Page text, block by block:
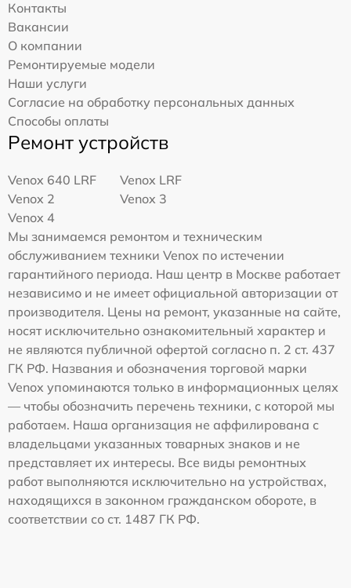
Контакты
Вакансии
О компании
Ремонтируемые модели
Наши услуги
Согласие на обработку персональных данных
Способы оплаты
Ремонт устройств
Venox 640 LRF
Venox LRF
Venox 2
Venox 3
Venox 4
Мы занимаемся ремонтом и техническим
обслуживанием техники Venox по истечении
гарантийного периода. Наш центр в Москве работает
независимо и не имеет официальной авторизации от
производителя. Цены на ремонт, указанные на сайте,
носят исключительно ознакомительный характер и
не являются публичной офертой согласно п. 2 ст. 437
ГК РФ. Названия и обозначения торговой марки
Venox упоминаются только в информационных целях
— чтобы обозначить перечень техники, с которой мы
работаем. Наша организация не аффилирована с
владельцами указанных товарных знаков и не
представляет их интересы. Все виды ремонтных
работ выполняются исключительно на устройствах,
находящихся в законном гражданском обороте, в
соответствии со ст. 1487 ГК РФ.